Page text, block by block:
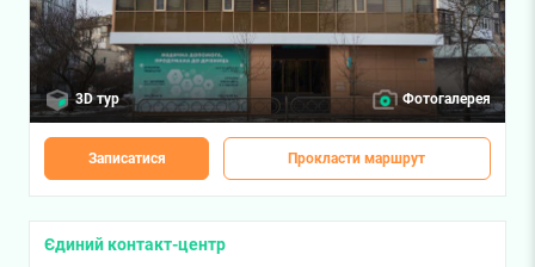
3D тур Фотогалерея
Записатися Прокласти маршрут
Єдиний контакт-центр